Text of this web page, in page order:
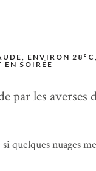
ENVIRON
EN SOIRÉE
par les averses
quelques nuages